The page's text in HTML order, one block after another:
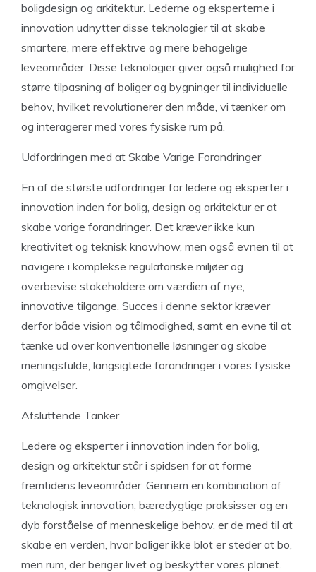
boligdesign og arkitektur. Lederne og eksperterne i
innovation udnytter disse teknologier til at skabe
smartere, mere effektive og mere behagelige
leveområder. Disse teknologier giver også mulighed for
større tilpasning af boliger og bygninger til individuelle
behov, hvilket revolutionerer den måde, vi tænker om
og interagerer med vores fysiske rum på.
Udfordringen med at Skabe Varige Forandringer
En af de største udfordringer for ledere og eksperter i
innovation inden for bolig, design og arkitektur er at
skabe varige forandringer. Det kræver ikke kun
kreativitet og teknisk knowhow, men også evnen til at
navigere i komplekse regulatoriske miljøer og
overbevise stakeholdere om værdien af nye,
innovative tilgange. Succes i denne sektor kræver
derfor både vision og tålmodighed, samt en evne til at
tænke ud over konventionelle løsninger og skabe
meningsfulde, langsigtede forandringer i vores fysiske
omgivelser.
Afsluttende Tanker
Ledere og eksperter i innovation inden for bolig,
design og arkitektur står i spidsen for at forme
fremtidens leveområder. Gennem en kombination af
teknologisk innovation, bæredygtige praksisser og en
dyb forståelse af menneskelige behov, er de med til at
skabe en verden, hvor boliger ikke blot er steder at bo,
men rum, der beriger livet og beskytter vores planet.